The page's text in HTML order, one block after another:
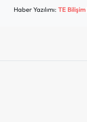
Haber Yazılımı:TE Bilişim